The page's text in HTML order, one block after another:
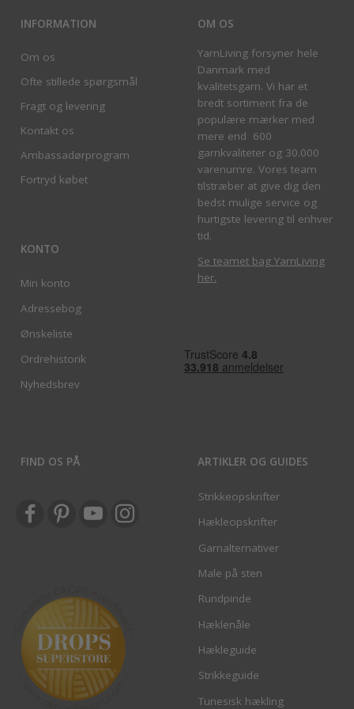
INFORMATION
Om os
Ofte stillede spørgsmål
Fragt og levering
Kontakt os
Ambassadørprogram
Fortryd købet
KONTO
Min konto
Adressebog
Ønskeliste
Ordrehistorik
Nyhedsbrev
OM OS
YarnLiving forsyner hele
Danmark med
kvalitetsgarn. Vi har et
bredt sortiment fra de
populære mærker med
mere end 600
garnkvaliteter og 30.000
varenumre. Vores team
tilstræber at give dig den
bedst mulige service og
hurtigste levering til enhver
tid.
Se teamet bag YarnLiving
her.
FIND OS PÅ ARTIKLER OG GUIDES
Strikkeopskrifter
Hækleopskrifter
Garnalternativer
Male på sten
Rundpinde
Hæklenåle
Hækleguide
Strikkeguide
Tunesisk hækling